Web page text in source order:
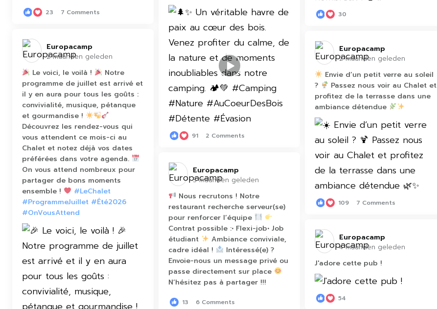
30
91 2 Comments
23 7 Comments
Europacamp️
2 maanden geleden
Le voici, le voilà !
Notre
programme de juillet est arrivé et
il y en aura pour tous les goûts :
convivialité, musique, pétanque
et gourmandise !
Découvrez les rendez-vous qui
vous attendent ce mois-ci au
Chalet et notez déjà vos dates
préférées dans votre agenda.
On vous attend nombreux pour
partager de bons moments
ensemble !
#LeChalet
#ProgrammeJuillet #Été2026
#OnVousAttend
Europacamp️
2 maanden geleden
Envie d’un petit verre au soleil
?
Passez nous voir au Chalet et
profitez de la terrasse dans une
ambiance détendue
109 7 Comments
Europacamp️
3 maanden geleden
Nous recrutons ! Notre
restaurant recherche serveur(se)
pour renforcer l’équipe
Contrat possible :• Flexi-job• Job
étudiant
Ambiance conviviale,
cadre idéal !
Intéressé(e) ?
Envoie-nous un message privé ou
passe directement sur place
N’hésitez pas à partager !!!
13 6 Comments
Europacamp️
4 maanden geleden
J'adore cette pub !
54